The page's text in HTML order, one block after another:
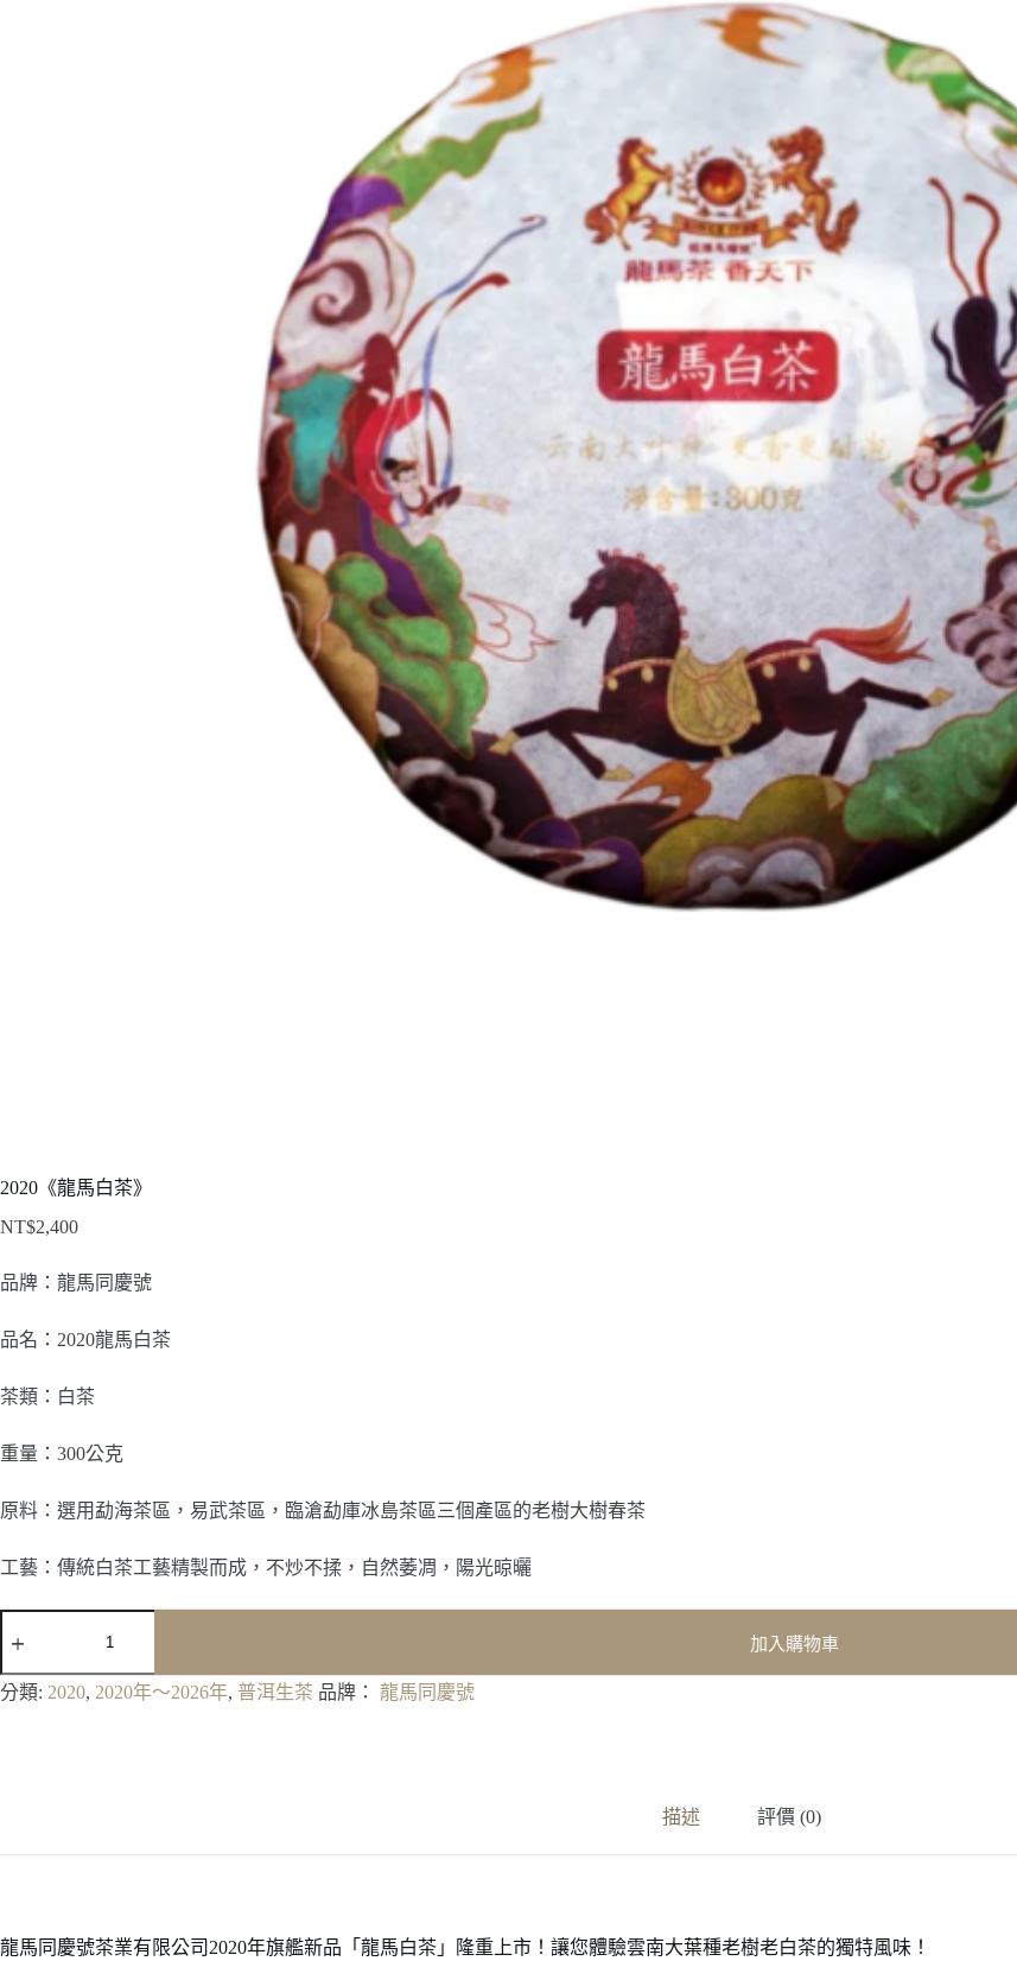
2020《龍馬白茶》
NT$2,400
品牌：龍馬同慶號
品名：2020龍馬白茶
茶類：白茶
重量：300公克
原料： 選用勐海茶區，易武茶區，臨滄勐庫冰島茶區三個產區的老樹大樹春茶
工藝： 傳統白茶工藝精製而成，不炒不揉，自然萎凋，陽光晾曬
馬
白
茶》
加入購物車
分類: 2020, 2020年～2026年, 普洱生茶 品牌： 龍馬同慶號
描述 評價 (0)
龍馬同慶號茶業有限公司2020年旗艦新品「龍馬白茶」隆重上市！讓您體驗雲南大葉種老樹老白茶的獨特風味！